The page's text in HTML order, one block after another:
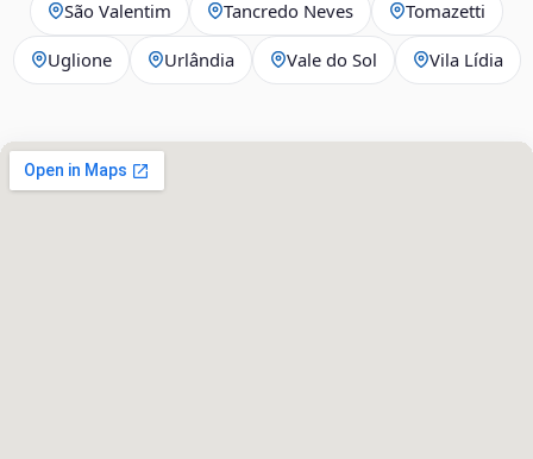
São Valentim Tancredo Neves Tomazetti
Uglione Urlândia Vale do Sol Vila Lídia